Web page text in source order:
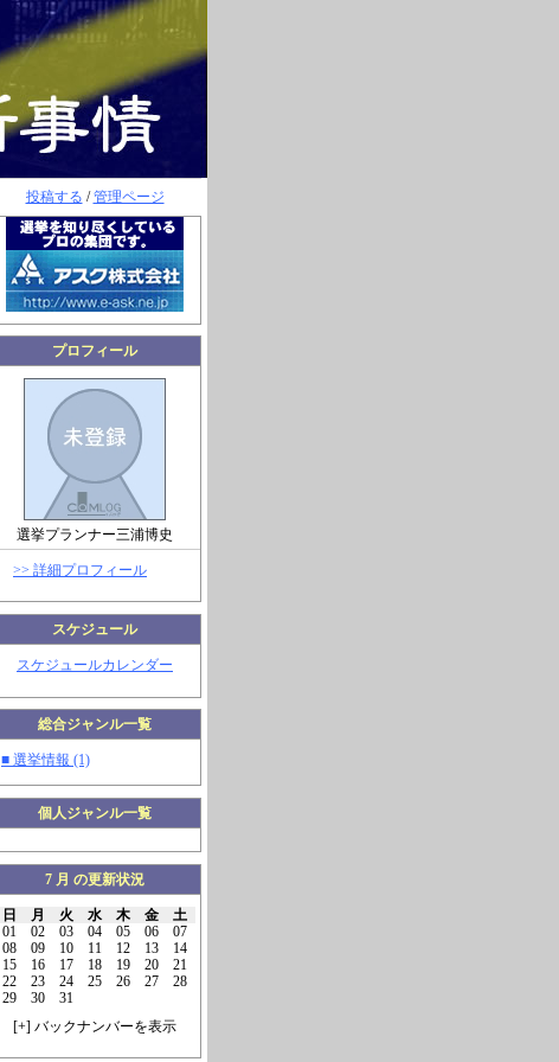
投稿する /管理ページ
プロフィール
選挙プランナー三浦博史
>> 詳細プロフィール
スケジュール
スケジュールカレンダー
総合ジャンル一覧
■ 選挙情報 (1)
個人ジャンル一覧
7 月 の更新状況
日 月 火 水 木 金
土
01
02 03 04 05 06
07
08
09 10 11 12 13
14
15
16 17 18 19 20
21
22
23 24 25 26 27
28
29
30
31
[+] バックナンバーを表示